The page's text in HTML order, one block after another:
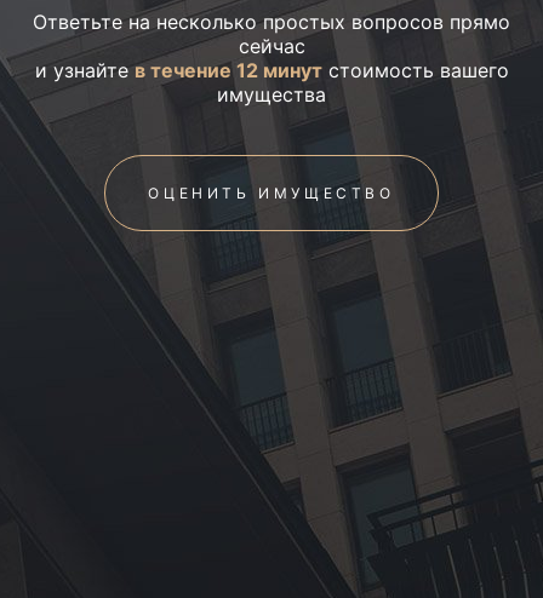
Ответьте на несколько простых вопросов прямо
сейчас
и узнайтев течение 12 минутстоимость вашего
имущества
ОЦЕНИТЬ ИМУЩЕСТВО